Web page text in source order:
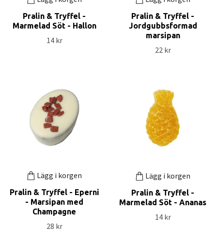
Pralin & Tryffel -
Marmelad Söt - Hallon
14 kr
Pralin & Tryffel -
Jordgubbsformad
marsipan
22 kr
Lägg i korgen
Pralin & Tryffel - Eperni
- Marsipan med
Champagne
28 kr
Lägg i korgen
Pralin & Tryffel -
Marmelad Söt - Ananas
14 kr